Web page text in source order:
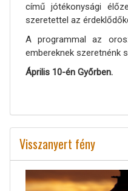
című jótékonysági
szeretettel az
A programmal az
embereknek szeretnénk
Április 10-én Győrben.
Visszanyert fény